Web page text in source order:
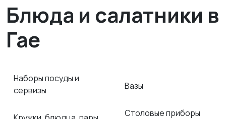
Блюда и салатники в
Гае
Наборы посуды и
сервизы
Вазы
Столовые приборы